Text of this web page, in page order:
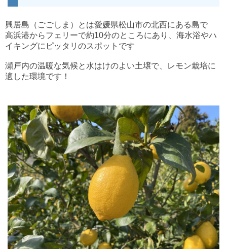
興居島（ごごしま）とは愛媛県松山市の北西にある島で
高浜港からフェリーで約10分のところにあり、海水浴やハ
イキングにピッタリのスポットです
瀬戸内の温暖な気候と水はけのよい土壌で、
レモン栽培に
適した環境です！